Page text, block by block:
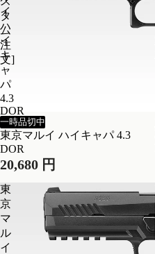
タ
ム
注
文]
イ
ハ
イ
キ
ャ
パ
4.3
DOR
一時品切中
東京マルイ ハイキャパ 4.3
DOR
20,680 円
東
京
マ
ル
イ